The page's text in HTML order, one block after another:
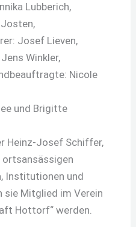
Lubberich,
Josef Lieven,
Winkler,
Nicole
und Brigitte
Heinz-Josef Schiffer,
Institutionen und
sie Mitglied im Verein
Hottorf“ werden.